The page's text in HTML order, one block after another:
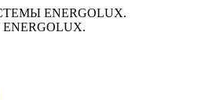
ENERGOLUX.